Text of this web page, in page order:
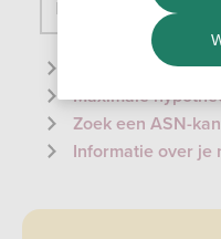
Doorzoek de website
Informatie over
Maximale
Zoek een ASN-
Informatie over je